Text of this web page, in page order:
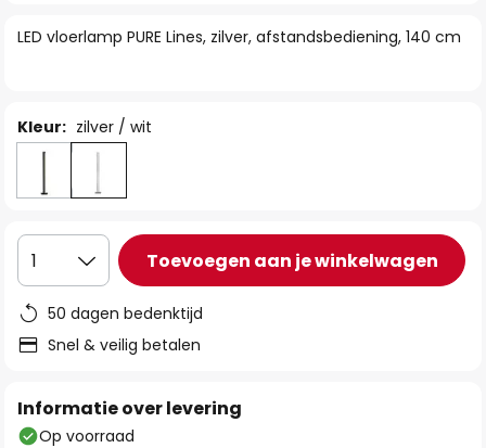
van
LED vloerlamp PURE Lines, zilver, afstandsbediening, 140 cm
Kleur: zilver / wit
1 Toevoegen aan je winkelwagen
50 dagen bedenktijd
Snel & veilig betalen
Informatie over levering
Op voorraad